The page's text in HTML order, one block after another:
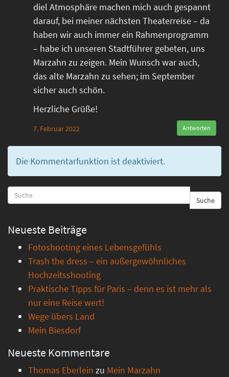
diel Atmosphäre machen mich auch gespannt
darauf, bei meiner nächsten Theaterreise – da
haben wir auch immer ein Rahmenprogramm
– habe ich unseren Stadtführer gebeten, uns
Marzahn zu zeigen. Mein Wunsch war auch,
das alte Marzahn zu sehen; im September
sicher auch schön.
Herzliche Grüße!
7. Februar 2022 Antworten
Die Kommentarfunktion ist deaktiviert.
Suche
Neueste Beiträge
Fotoshooting eines Lebensgefühls
Trash the dress – ein außergewöhnliches
Hochzeitsshooting
Praktische Tipps für Paris – denn es ist mehr als
nur eine Reise wert!
Wege übers Land
Mein Biesdorf
Neueste Kommentare
Thomas Eberlein zu Mein Marzahn